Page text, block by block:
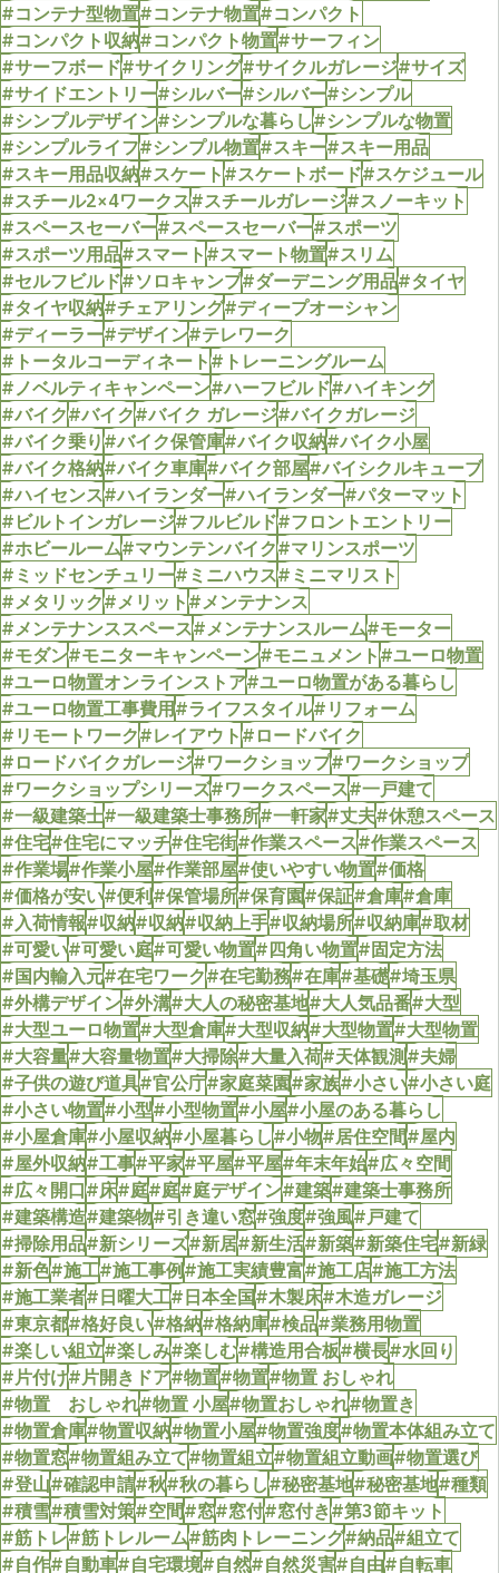
#コンテナ型物置#コンテナ物置#コンパクト
#コンパクト収納#コンパクト物置#サーフィン
#サーフボード#サイクリング#サイクルガレージ#サイズ
#サイドエントリー#シルバー#シルバー#シンプル
#シンプルデザイン#シンプルな暮らし#シンプルな物置
#シンプルライフ#シンプル物置#スキー#スキー用品
#スキー用品収納#スケート#スケートボード#スケジュール
#スチール2×4ワークス#スチールガレージ#スノーキット
#スペースセーバー#スペースセーバー#スポーツ
#スポーツ用品#スマート#スマート物置#スリム
#セルフビルド#ソロキャンプ#ダーデニング用品#タイヤ
#タイヤ収納#チェアリング#ディープオーシャン
#ディーラー#デザイン#テレワーク
#トータルコーディネート#トレーニングルーム
#ノベルティキャンペーン#ハーフビルド#ハイキング
#バイク#バイク#バイク ガレージ#バイクガレージ
#バイク乗り#バイク保管庫#バイク収納#バイク小屋
#バイク格納#バイク車庫#バイク部屋#バイシクルキューブ
#ハイセンス#ハイランダー#ハイランダー#パターマット
#ビルトインガレージ#フルビルド#フロントエントリー
#ホビールーム#マウンテンバイク#マリンスポーツ
#ミッドセンチュリー#ミニハウス#ミニマリスト
#メタリック#メリット#メンテナンス
#メンテナンススペース#メンテナンスルーム#モーター
#モダン#モニターキャンペーン#モニュメント#ユーロ物置
#ユーロ物置オンラインストア#ユーロ物置がある暮らし
#ユーロ物置工事費用#ライフスタイル#リフォーム
#リモートワーク#レイアウト#ロードバイク
#ロードバイクガレージ#ワークショップ#ワークショップ
#ワークショップシリーズ#ワークスペース#一戸建て
#一級建築士#一級建築士事務所#一軒家#丈夫#休憩スペース
#住宅#住宅にマッチ#住宅街#作業スペース#作業スペース
#作業場#作業小屋#作業部屋#使いやすい物置#価格
#価格が安い#便利#保管場所#保育園#保証#倉庫#倉庫
#入荷情報#収納#収納#収納上手#収納場所#収納庫#取材
#可愛い#可愛い庭#可愛い物置#四角い物置#固定方法
#国内輸入元#在宅ワーク#在宅勤務#在庫#基礎#埼玉県
#外構デザイン#外溝#大人の秘密基地#大人気品番#大型
#大型ユーロ物置#大型倉庫#大型収納#大型物置#大型物置
#大容量#大容量物置#大掃除#大量入荷#天体観測#夫婦
#子供の遊び道具#官公庁#家庭菜園#家族#小さい#小さい庭
#小さい物置#小型#小型物置#小屋#小屋のある暮らし
#小屋倉庫#小屋収納#小屋暮らし#小物#居住空間#屋内
#屋外収納#工事#平家#平屋#平屋#年末年始#広々空間
#広々開口#床#庭#庭#庭デザイン#建築#建築士事務所
#建築構造#建築物#引き違い窓#強度#強風#戸建て
#掃除用品#新シリーズ#新居#新生活#新築#新築住宅#新緑
#新色#施工#施工事例#施工実績豊富#施工店#施工方法
#施工業者#日曜大工#日本全国#木製床#木造ガレージ
#東京都#格好良い#格納#格納庫#検品#業務用物置
#楽しい組立#楽しみ#楽しむ#構造用合板#横長#水回り
#片付け#片開きドア#物置#物置#物置 おしゃれ
#物置 おしゃれ#物置 小屋#物置おしゃれ#物置き
#物置倉庫#物置収納#物置小屋#物置強度#物置本体組み立て
#物置窓#物置組み立て#物置組立#物置組立動画#物置選び
#登山#確認申請#秋#秋の暮らし#秘密基地#秘密基地#種類
#積雪#積雪対策#空間#窓#窓付#窓付き#第3節キット
#筋トレ#筋トレルーム#筋肉トレーニング#納品#組立て
#自作#自動車#自宅環境#自然#自然災害#自由#自転車